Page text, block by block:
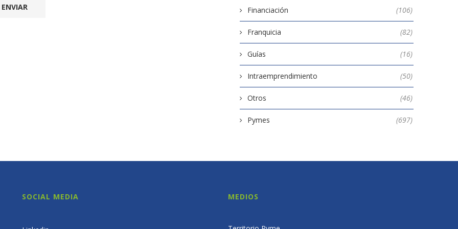
Financiación (106)
Franquicia (82)
Guías (16)
Intraemprendimiento (50)
Otros (46)
Pymes (697)
SOCIAL MEDIA MEDIOS